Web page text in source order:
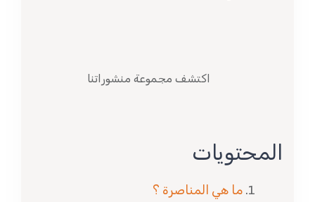
اكتشف مجموعة منشوراتنا
المحتويات
ما هي المناصرة ؟